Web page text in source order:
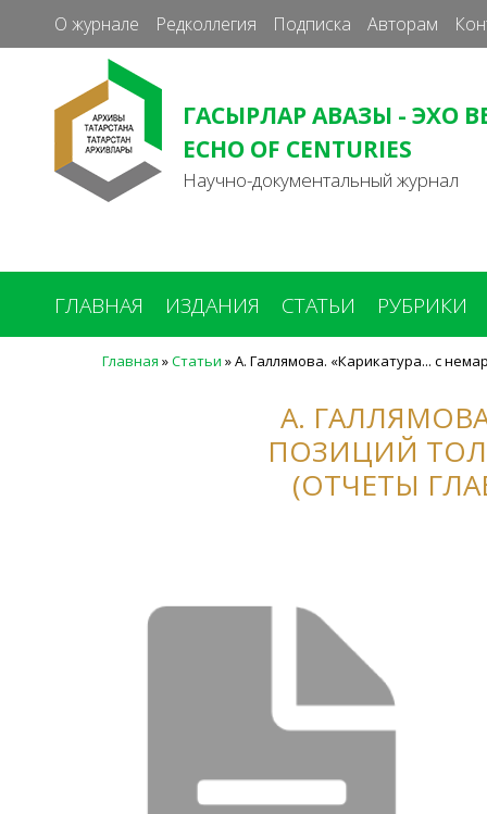
О журнале Редколлегия Подписка Авторам
ГАСЫРЛАР АВАЗЫ - ЭХО
ECHO OF CENTURIES
Научно-документальный журнал
ГЛАВНАЯ ИЗДАНИЯ СТАТЬИ РУБРИКИ
Главная »Статьи »А. Галлямова. «Карикатура... с
А.
ПОЗИЦИЙ
(ОТЧЕТЫ